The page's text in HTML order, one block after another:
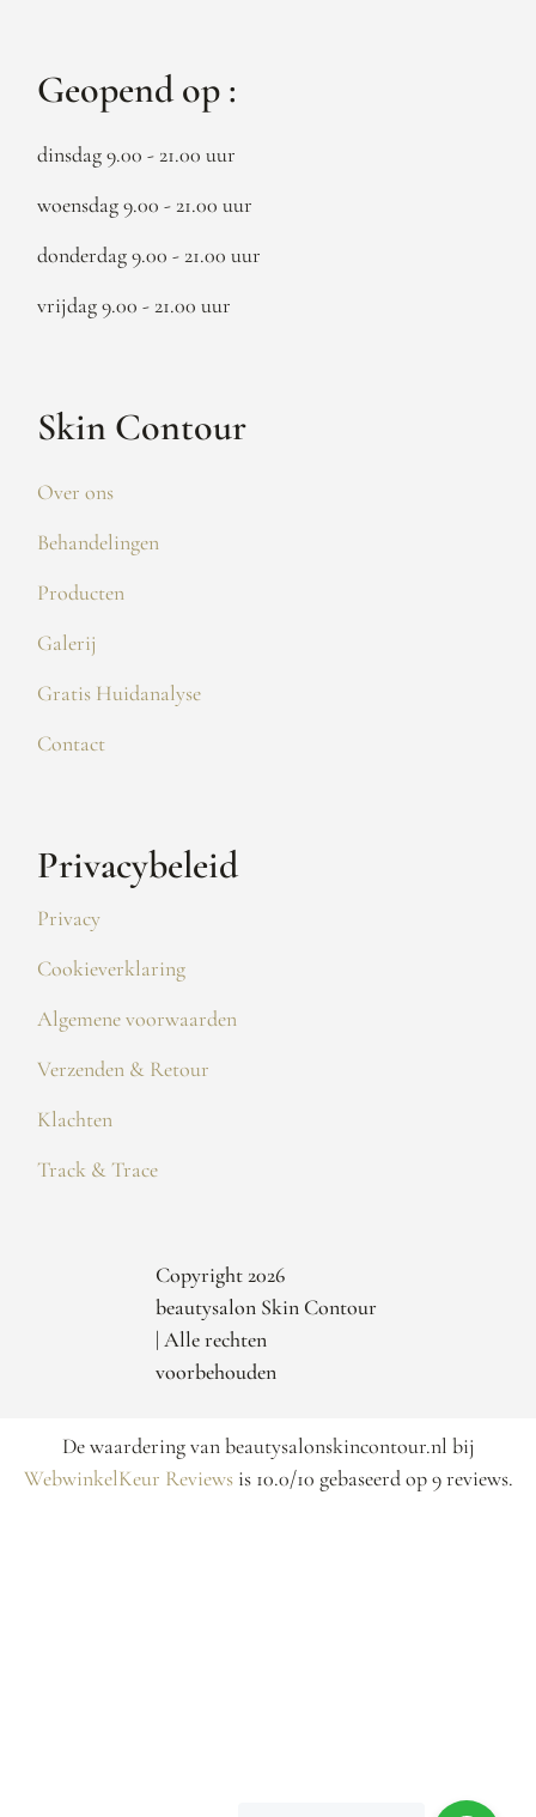
Geopend op :
dinsdag 9.00 - 21.00 uur
woensdag 9.00 - 21.00 uur
donderdag 9.00 - 21.00 uur
vrijdag 9.00 - 21.00 uur
Skin Contour
Over ons
Behandelingen
Producten
Galerij
Gratis Huidanalyse
Contact
Privacybeleid
Privacy
Cookieverklaring
Algemene voorwaarden
Verzenden & Retour
Klachten
Track & Trace
Copyright 2026
beautysalon Skin Contour
| Alle rechten
voorbehouden
De waardering van beautysalonskincontour.nl bij
WebwinkelKeur Reviewsis 10.0/10 gebaseerd op 9 reviews.